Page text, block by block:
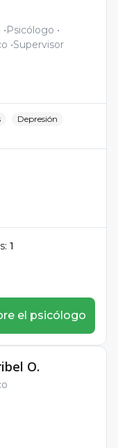
Psicólogo
Supervisor
Depresión
1
el psicólogo
O.